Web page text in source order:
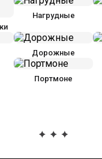
Нагрудные
Дорожные
Портмоне